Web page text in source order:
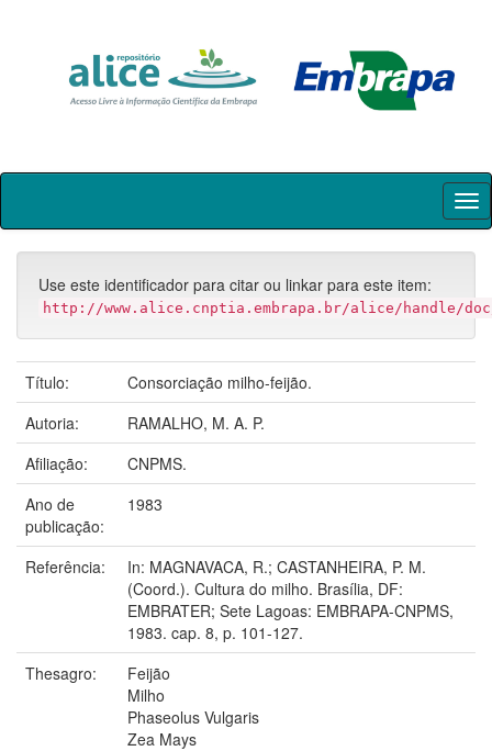
Skip
Use este identificador para citar ou linkar para este item:
http://www.alice.cnptia.embrapa.br/alice/handle/
Título:
Consorciação milho-feijão.
Autoria:
RAMALHO, M. A. P.
Afiliação:
CNPMS.
Ano de
publicação:
1983
Referência:
In: MAGNAVACA, R.; CASTANHEIRA, P. M.
(Coord.). Cultura do milho. Brasília, DF:
EMBRATER; Sete Lagoas: EMBRAPA-CNPMS,
1983. cap. 8, p. 101-127.
Thesagro:
Feijão
Milho
Phaseolus Vulgaris
Zea Mays